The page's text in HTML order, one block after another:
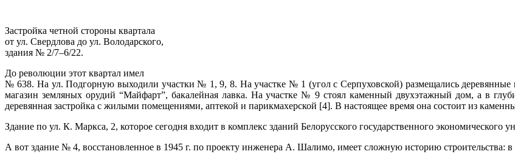
Застройка четной стороны квартала
от ул. Свердлова до ул. Володарского,
здания № 2/7–6/22.
До революции этот квартал имел
№ 638. На ул. Подгорную выходили участки № 1, 9, 8. На участке № 1 (угол с Серпуховской) размещались деревянные
магазин земляных орудий “Майфарт”, бакалейная лавка. На участке № 9 стоял каменный двухэтажный дом, а в
деревянная застройка с жилыми помещениями, аптекой и парикмахерской [4]. В настоящее время она состоит из
Здание по ул. К. Маркса, 2, которое сегодня входит в комплекс зданий Белорусского государственного экономического
А вот здание № 4, восстановленное в 1945 г. по проекту инженера А. Шалимо, имеет сложную историю строительства: